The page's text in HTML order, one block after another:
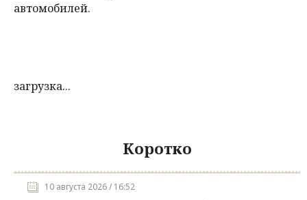
автомобилей.
загрузка...
Коротко
10 августа 2026 / 16:52